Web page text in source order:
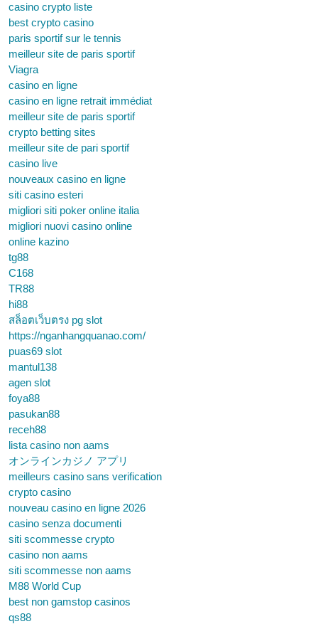
casino crypto liste
best crypto casino
paris sportif sur le tennis
meilleur site de paris sportif
Viagra
casino en ligne
casino en ligne retrait immédiat
meilleur site de paris sportif
crypto betting sites
meilleur site de pari sportif
casino live
nouveaux casino en ligne
siti casino esteri
migliori siti poker online italia
migliori nuovi casino online
online kazino
tg88
C168
TR88
hi88
สล็อตเว็บตรง pg slot
https://nganhangquanao.com/
puas69 slot
mantul138
agen slot
foya88
pasukan88
receh88
lista casino non aams
オンラインカジノ アプリ
meilleurs casino sans verification
crypto casino
nouveau casino en ligne 2026
casino senza documenti
siti scommesse crypto
casino non aams
siti scommesse non aams
M88 World Cup
best non gamstop casinos
qs88